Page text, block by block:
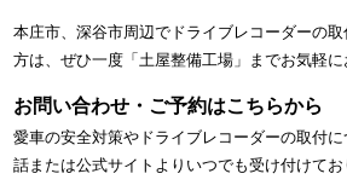
本庄市、深谷市周辺でドライブレコーダーの
方は、ぜひ一度「土屋整備工場」までお気軽に
お問い合わせ・ご予約はこちらから
愛車の安全対策やドライブレコーダーの取付
話または公式サイトよりいつでも受け付けてお